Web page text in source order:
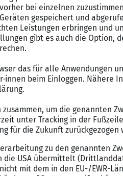
Rezepte zu entwickeln
Corona angesagt, per
«Wer Kreativität und
Riechel.
aufzubauen. «Da muss
gibt es verschiedene Wege.